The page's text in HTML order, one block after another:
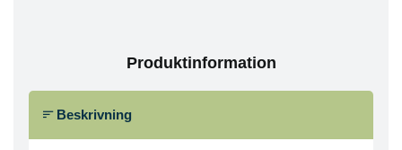
Produktinformation
Beskrivning